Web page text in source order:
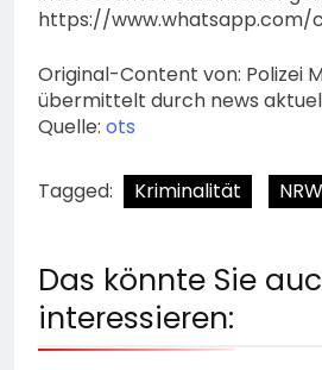
https://www.whatsapp.com/
Original-Content von: Polizei
übermittelt durch news
Quelle: ots
Tagged: Kriminalität NRW
Das könnte Sie
interessieren: